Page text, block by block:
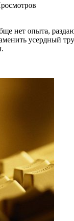
нет опыта,
усердный